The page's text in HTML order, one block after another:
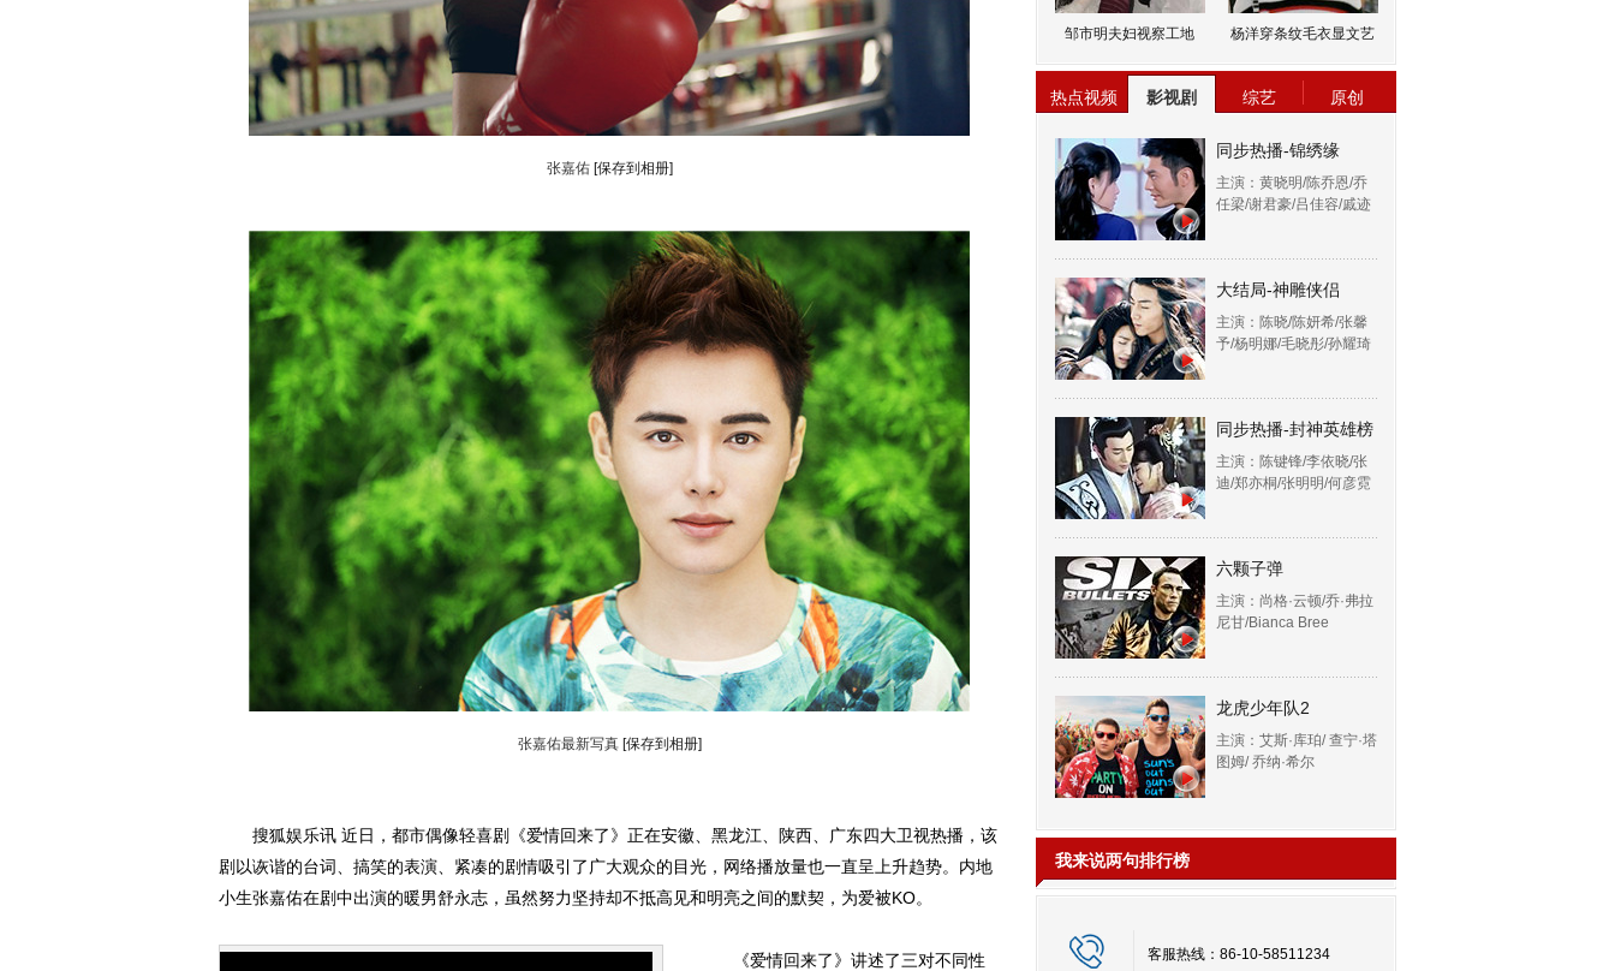
张嘉佑 [保存到相册]
张嘉佑最新写真 [保存到相册]
搜狐娱乐讯 近日，都市偶像轻喜剧《爱情回来了》正在安徽、黑龙江、陕西、广东四大卫视热播，该
剧以诙谐的台词、搞笑的表演、紧凑的剧情吸引了广大观众的目光，网络播放量也一直呈上升趋势。内地
小生张嘉佑在剧中出演的暖男舒永志，虽然努力坚持却不抵高见和明亮之间的默契，为爱被KO。
《爱情回来了》讲述了三对不同性
邹市明夫妇视察工地 杨洋穿条纹毛衣显文艺
热点视频 影视剧 综艺 原创
同步热播-锦绣缘
主演：黄晓明/陈乔恩/乔
任梁/谢君豪/吕佳容/戚迹
大结局-神雕侠侣
主演：陈晓/陈妍希/张馨
予/杨明娜/毛晓彤/孙耀琦
同步热播-封神英雄榜
主演：陈键锋/李依晓/张
迪/郑亦桐/张明明/何彦霓
六颗子弹
主演：尚格·云顿/乔·弗拉
尼甘/Bianca Bree
龙虎少年队2
主演：艾斯·库珀/ 查宁·塔
图姆/ 乔纳·希尔
我来说两句排行榜
客服热线：86-10-58511234